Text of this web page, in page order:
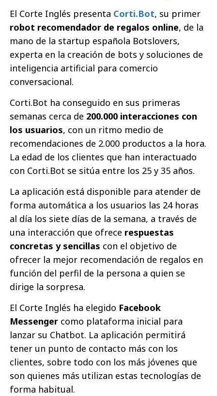
El Corte Inglés presenta Corti.Bot, su primer
robot recomendador de regalos online, de la
mano de la startup española Botslovers,
experta en la creación de bots y soluciones de
inteligencia artificial para comercio
conversacional.
Corti.Bot ha conseguido en sus primeras
semanas cerca de 200.000 interacciones con
los usuarios, con un ritmo medio de
recomendaciones de 2.000 productos a la hora.
La edad de los clientes que han interactuado
con Corti.Bot se sitúa entre los 25 y 35 años.
La aplicación está disponible para atender de
forma automática a los usuarios las 24 horas
al día los siete días de la semana, a través de
una interacción que ofrece respuestas
concretas y sencillas con el objetivo de
ofrecer la mejor recomendación de regalos en
función del perfil de la persona a quien se
dirige la sorpresa.
El Corte Inglés ha elegido Facebook
Messenger como plataforma inicial para
lanzar su Chatbot. La aplicación permitirá
tener un punto de contacto más con los
clientes, sobre todo con los más jóvenes que
son quienes más utilizan estas tecnologías de
forma habitual.